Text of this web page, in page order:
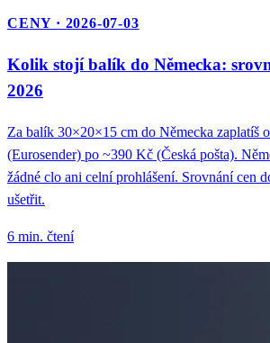
CENY · 2026-07-03
Kolik stojí balík do Německa:
2026
Za balík 30×20×15 cm do Německa zaplatíš
(Eurosender) po ~390 Kč (Česká pošta).
žádné clo ani celní prohlášení. Srovnání cen
ušetřit.
6 min. čtení